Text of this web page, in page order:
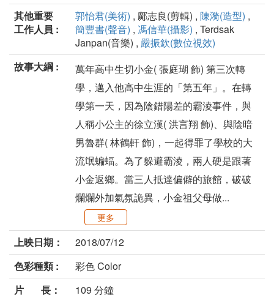
其他重要
工作人員 :
郭怡君(美術) , 鄺志良(剪輯) , 陳漪(造型) ,
簡豐書(聲音) , 馮信華(攝影) , Terdsak
Janpan(音樂) , 嚴振欽(數位視效)
故事大綱 :
萬年高中生切小金( 張庭瑚 飾) 第三次轉
學，邁入他高中生涯的「第五年」。在轉
學第一天，因為陰錯陽差的霸淩事件，與
人稱小公主的徐立漢( 洪言翔 飾)、與陰暗
男魯群( 林鶴軒 飾)，一起得罪了學校的大
流氓蝙蝠。為了躲避霸淩，兩人硬是跟著
小金返鄉。當三人抵達偏僻的旅館，破破
爛爛外加氣氛詭異，小金祖父母做...
更多
上映日期：
2018/07/12
色彩種類 :
彩色 Color
片 長：
109 分鐘